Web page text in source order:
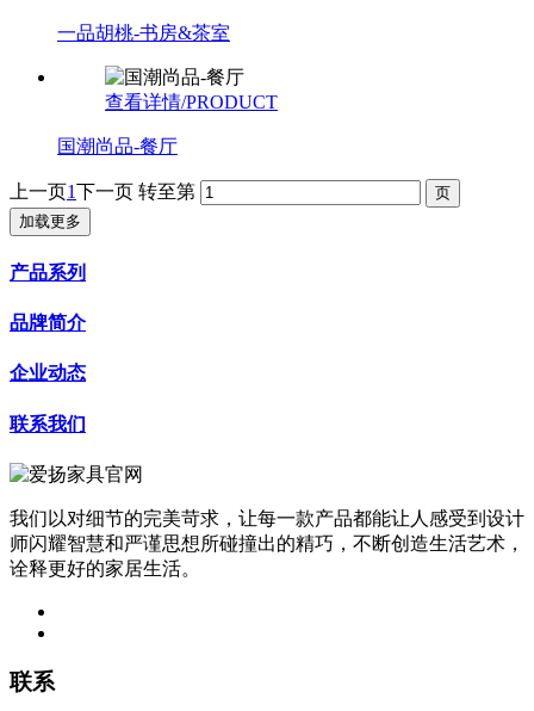
一品胡桃-书房&茶室
查看详情/PRODUCT
国潮尚品-餐厅
上一页1下一页 转至第
加载更多
产品系列
品牌简介
企业动态
联系我们
我们以对细节的完美苛求，让每一款产品都能让人感受到设计
师闪耀智慧和严谨思想所碰撞出的精巧，不断创造生活艺术，
诠释更好的家居生活。
联系